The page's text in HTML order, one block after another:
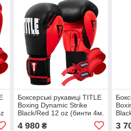
Боксерські рукавиці TITLE
Boxing Dynamic Strike
Black/Red 12 oz (бинти 4м.
4 980₴ 3